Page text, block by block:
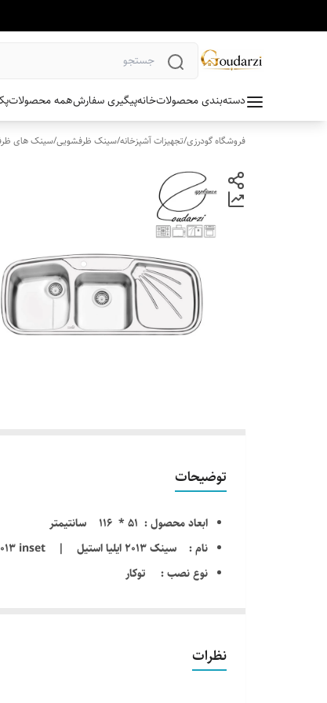
دسته‌بندی محصولاتخانهپیگیری سفارشهمه محصولات
فروشگاه گودرزی/تجهیزات آشپزخانه/سینک ظرفشویی/سینک های
توضیحات
ابعاد محصول : 51 * 116 سانتیمتر
نام : سینک 2013 ایلیا استیل | Sink iliasteel 2013 inset
نوع نصب : توکار
نوع لگن : معمولی
سمت لگن : چپ و راست به انتخاب مشتری
نظرات